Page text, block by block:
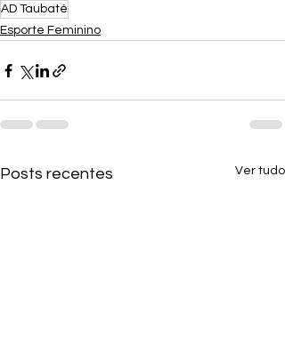
AD Taubaté
Esporte Feminino
Posts recentes Ver tudo